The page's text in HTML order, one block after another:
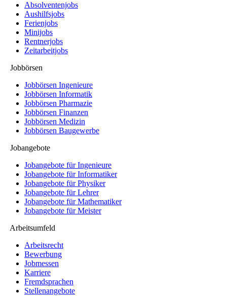
Absolventenjobs
Aushilfsjobs
Ferienjobs
Minijobs
Rentnerjobs
Zeitarbeitjobs
Jobbörsen
Jobbörsen Ingenieure
Jobbörsen Informatik
Jobbörsen Pharmazie
Jobbörsen Finanzen
Jobbörsen Medizin
Jobbörsen Baugewerbe
Jobangebote
Jobangebote für Ingenieure
Jobangebote für Informatiker
Jobangebote für Physiker
Jobangebote für Lehrer
Jobangebote für Mathematiker
Jobangebote für Meister
Arbeitsumfeld
Arbeitsrecht
Bewerbung
Jobmessen
Karriere
Fremdsprachen
Stellenangebote